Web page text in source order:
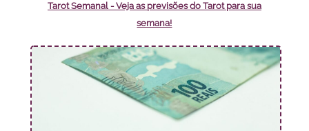
Tarot Semanal - Veja as previsões do Tarot para sua
semana!